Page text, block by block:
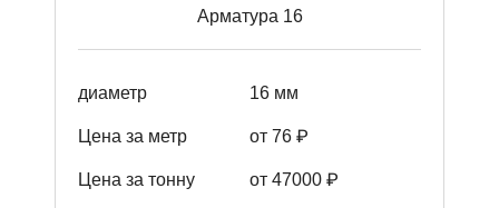
Арматура 16
диаметр 16 мм
Цена за метр от 76 ₽
Цена за тонну от 47000 ₽